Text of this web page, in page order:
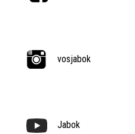
vosjabok
Jabok